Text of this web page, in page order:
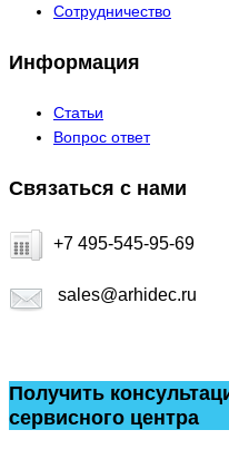
Сотрудничество
Информация
Статьи
Вопрос ответ
Связаться с нами
+7 495-545-95-69
sales@arhidec.ru
Получить
сервисного центра